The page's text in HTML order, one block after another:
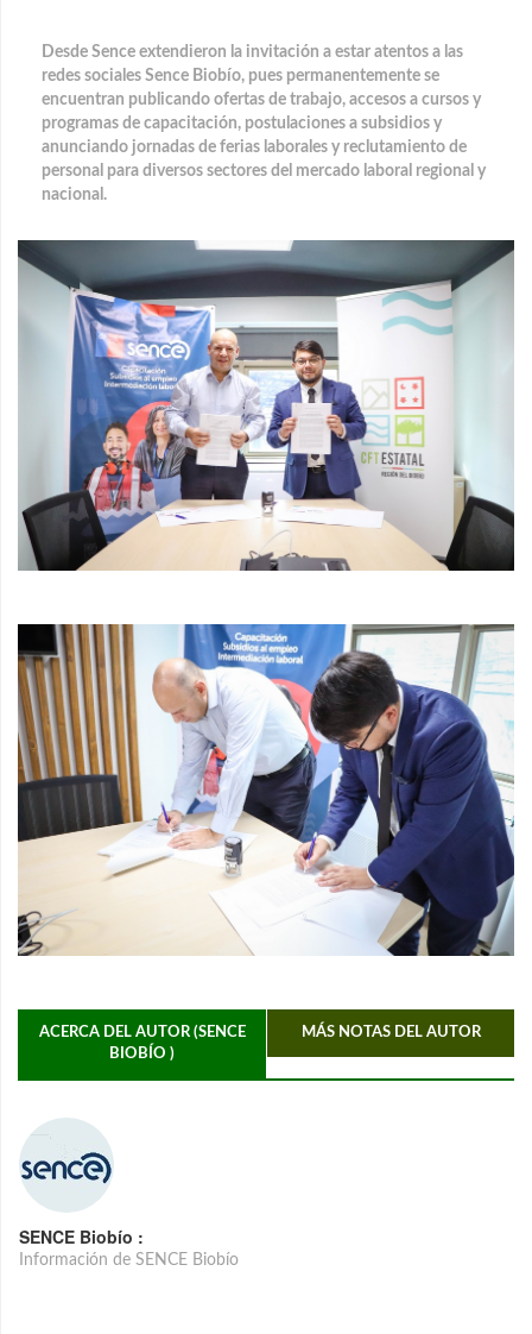
Desde Sence extendieron la invitación a estar atentos a las
redes sociales Sence Biobío, pues permanentemente se
encuentran publicando ofertas de trabajo, accesos a cursos y
programas de capacitación, postulaciones a subsidios y
anunciando jornadas de ferias laborales y reclutamiento de
personal para diversos sectores del mercado laboral regional y
nacional.
ACERCA DEL AUTOR (SENCE
BIOBÍO )
MÁS NOTAS DEL AUTOR
SENCE Biobío :
Información de SENCE Biobío